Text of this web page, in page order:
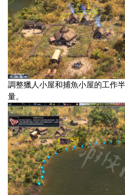
調整獵人小屋和捕魚小屋的工作
量。